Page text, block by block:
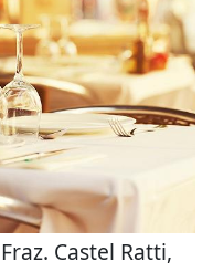
Castel Ratti,